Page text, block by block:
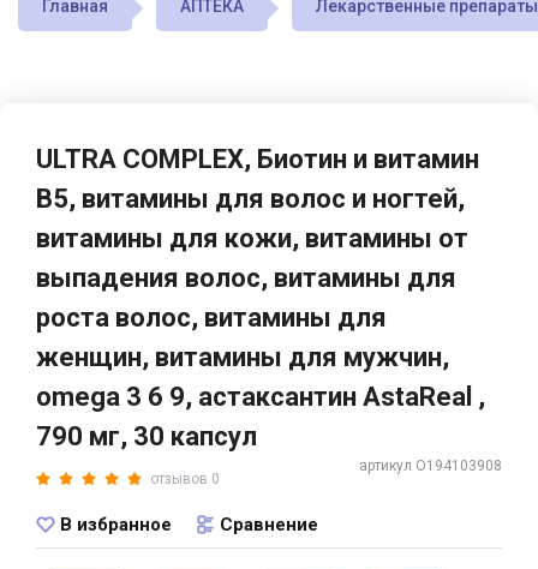
Главная АПТЕКА Лекарственные препараты
ULTRA COMPLEX, Биотин и витамин
В5, витамины для волос и ногтей,
витамины для кожи, витамины от
выпадения волос, витамины для
роста волос, витамины для
женщин, витамины для мужчин,
omega 3 6 9, астаксантин AstaReal ,
790 мг, 30 капсул
отзывов 0
В избранное Сравнение
артикул O194103908